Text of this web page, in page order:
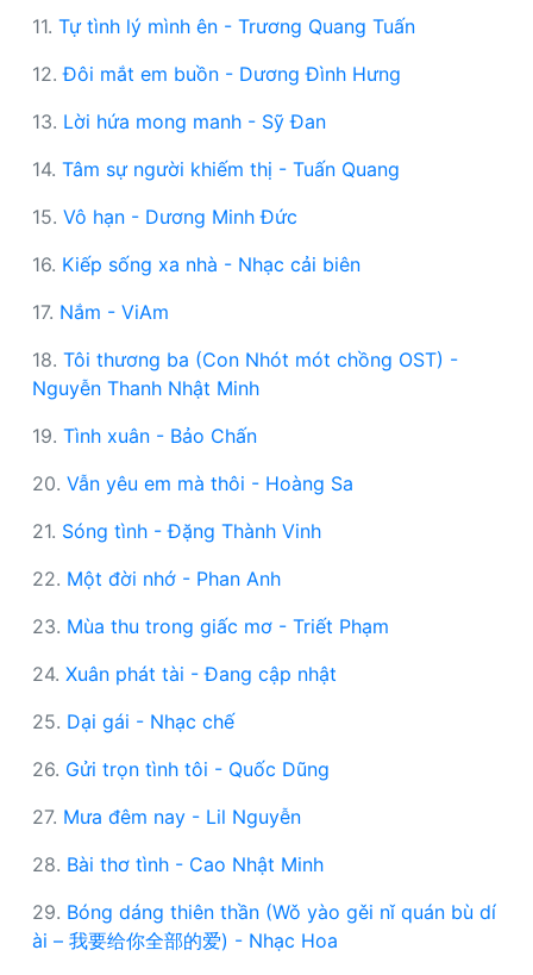
11. Tự tình lý mình ên - Trương Quang Tuấn
12.Đôi mắt em buồn - Dương Đình Hưng
13. Lời hứa mong manh - Sỹ Đan
14. Tâm sự người khiếm thị - Tuấn Quang
15. Vô hạn - Dương Minh Đức
16. Kiếp sống xa nhà - Nhạc cải biên
17. Nắm - ViAm
18. Tôi thương ba (Con Nhót mót chồng OST) -
Nguyễn Thanh Nhật Minh
19. Tình xuân - Bảo Chấn
20. Vẫn yêu em mà thôi - Hoàng Sa
21. Sóng tình - Đặng Thành Vinh
22. Một đời nhớ - Phan Anh
23. Mùa thu trong giấc mơ - Triết Phạm
24. Xuân phát tài - Đang cập nhật
25. Dại gái - Nhạc chế
26. Gửi trọn tình tôi - Quốc Dũng
27. Mưa đêm nay - Lil Nguyễn
28. Bài thơ tình - Cao Nhật Minh
29. Bóng dáng thiên thần (Wǒ yào gěi nǐ quán bù dí
ài – 我要给你全部的爱) - Nhạc Hoa